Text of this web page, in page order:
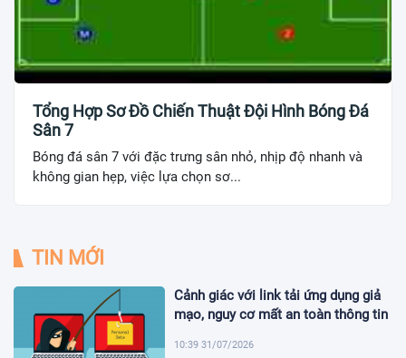
Tổng Hợp Sơ Đồ Chiến Thuật Đội Hình Bóng Đá
Sân 7
Bóng đá sân 7 với đặc trưng sân nhỏ, nhịp độ nhanh và
không gian hẹp, việc lựa chọn sơ...
TIN MỚI
Cảnh giác với link tải ứng dụng giả
mạo, nguy cơ mất an toàn thông tin
10:39 31/07/2026